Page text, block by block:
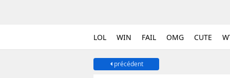
LOL WIN FAIL OMG CUTE
précédent